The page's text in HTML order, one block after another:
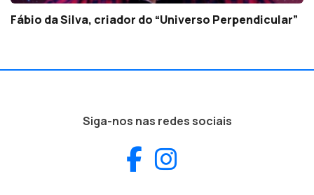
Fábio da Silva, criador do “Universo Perpendicular”
Siga-nos nas redes sociais
Facebook